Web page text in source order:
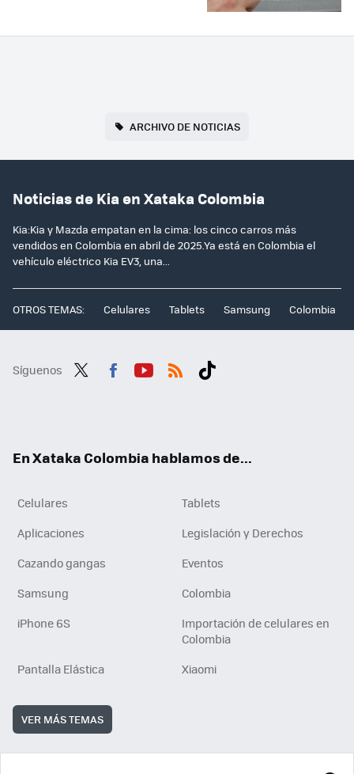
ARCHIVO DE NOTICIAS
Noticias de Kia en Xataka Colombia
Kia:Kia y Mazda empatan en la cima: los cinco carros más
vendidos en Colombia en abril de 2025.Ya está en Colombia el
vehículo eléctrico Kia EV3, una...
OTROS TEMAS: Celulares Tablets Samsung Colombia
Síguenos
En Xataka Colombia hablamos de...
Celulares
Tablets
Aplicaciones
Legislación y Derechos
Cazando gangas
Eventos
Samsung
Colombia
iPhone 6S
Importación de celulares en
Colombia
Pantalla Elástica
Xiaomi
VER MÁS TEMAS